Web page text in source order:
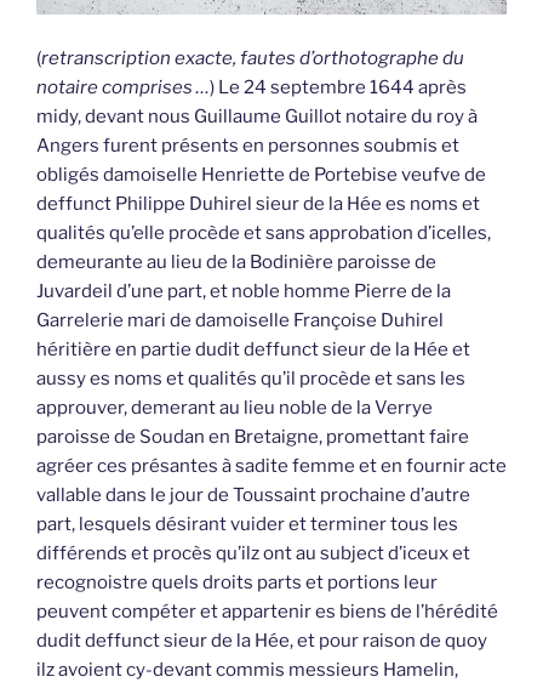
(retranscription exacte, fautes d’orthotographe du
notaire comprises …) Le 24 septembre 1644 après
midy, devant nous Guillaume Guillot notaire du roy à
Angers furent présents en personnes soubmis et
obligés damoiselle Henriette de Portebise veufve de
deffunct Philippe Duhirel sieur de la Hée es noms et
qualités qu’elle procède et sans approbation d’icelles,
demeurante au lieu de la Bodinière paroisse de
Juvardeil d’une part, et noble homme Pierre de la
Garrelerie mari de damoiselle Françoise Duhirel
héritière en partie dudit deffunct sieur de la Hée et
aussy es noms et qualités qu’il procède et sans les
approuver, demerant au lieu noble de la Verrye
paroisse de Soudan en Bretaigne, promettant faire
agréer ces présantes à sadite femme et en fournir acte
vallable dans le jour de Toussaint prochaine d’autre
part, lesquels désirant vuider et terminer tous les
différends et procès qu’ilz ont au subject d’iceux et
recognoistre quels droits parts et portions leur
peuvent compéter et appartenir es biens de l’hérédité
dudit deffunct sieur de la Hée, et pour raison de quoy
ilz avoient cy-devant commis messieurs Hamelin,